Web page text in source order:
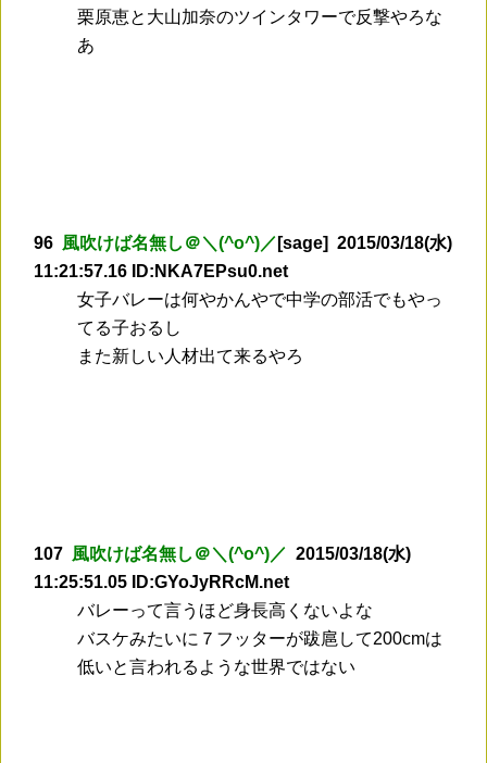
栗原恵と大山加奈のツインタワーで反撃やろな
あ
96 風吹けば名無し＠＼(^o^)／ [sage] 2015/03/18(水)
11:21:57.16 ID:NKA7EPsu0.net
女子バレーは何やかんやで中学の部活でもやっ
てる子おるし
また新しい人材出て来るやろ
107 風吹けば名無し＠＼(^o^)／ 2015/03/18(水)
11:25:51.05 ID:GYoJyRRcM.net
バレーって言うほど身長高くないよな
バスケみたいに７フッターが跋扈して200cmは
低いと言われるような世界ではない